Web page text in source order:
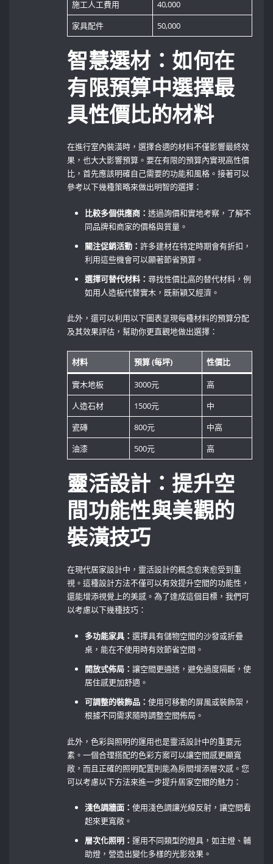
施工人工費用
40,000
家具配件
50,000
智慧選材：如何在
有限預算中選擇最
具性價比的材料
在進行室內裝潢時，選擇合適的材料不僅影響最終效
果，也大大影響預算。要在有限的預算內實現高性價
比，首先應該明確自己需要的功能和風格。接著可以
參考以下幾種策略來做出明智的選擇：
比較多個供應商：透過詢價和實地考察，了解不
同品牌和商家的價格與質量。
關注促銷活動：許多建材在特定時期會有折扣，
利用這些機會可以顯著節省預算。
選擇可替代材料：尋找性價比高的替代材料，例
如用人造板代替實木，既新穎又經濟。
此外，還可以利用以下圖表呈現每種材料的預算分配
及其效果評估，幫助你更直觀地做出選擇：
材料 預算 (每坪) 性價比
實木地板 3000元
高
人造石材
1500元
中
瓷磚
800元
中高
油漆
500元 高
靈活設計：提升空
間功能性與美觀的
裝潢技巧
在現代居家設計中，靈活設計的概念愈來愈受到重
視。這種設計方法不僅可以有效提升空間的功能性，
還能增添視覺上的美感。為了達成這個目標，我們可
以考慮以下幾種技巧：
多功能家具：選擇具有儲物空間的沙發或折疊
桌，能在不使用時有效節省空間。
開放式佈局：讓空間更通透，避免過度隔斷，使
居住感更加舒適。
可調整的裝飾品：使用可移動的屏風或裝飾架，
根據不同需求隨時調整空間佈局。
此外，色彩與照明的運用也是靈活設計中的重要元
素。一個合理搭配的色彩方案可以讓空間感更顯寬
敞，而且正確的照明配置則能為房間增添層次感。您
可以考慮以下方法來進一步提升居家空間的魅力：
淺色調牆面：使用淺色調讓光線反射，讓空間看
起來更寬敞。
層次化照明：運用不同類型的燈具，如主燈、輔
助燈，營造出變化多樣的光影效果。